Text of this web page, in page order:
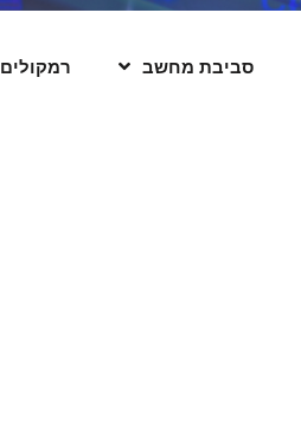
סביבת מחשב רמקולים